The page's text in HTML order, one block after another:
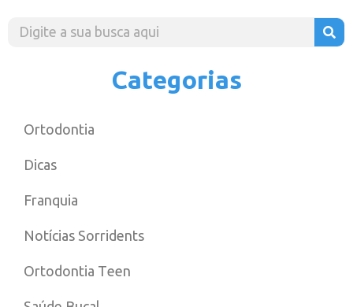
Categorias
Ortodontia
Dicas
Franquia
Notícias Sorridents
Ortodontia Teen